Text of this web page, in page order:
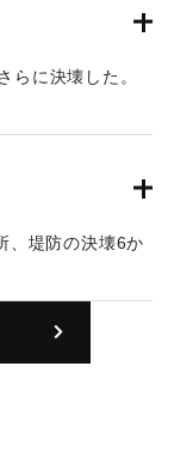
らに決壊した。
、堤防の決壊6か